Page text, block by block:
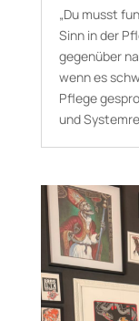
„Du musst
Sinn in der
gegenüber
wenn es
Pflege
und